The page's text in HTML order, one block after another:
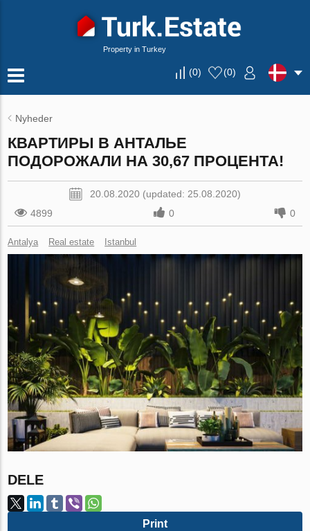
Property in Turkey
(0) (0)
Nyheder
КВАРТИРЫ В АНТАЛЬЕ
ПОДОРОЖАЛИ НА 30,67 ПРОЦЕНТА!
20.08.2020 (updated: 25.08.2020)
4899
0 0
Antalya Real estate Istanbul
DELE
Print